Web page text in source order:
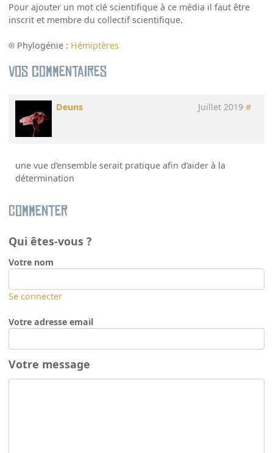
Pour ajouter un mot clé scientifique à ce média il faut être
inscrit et membre du collectif scientifique.
Phylogénie : Hémiptères
Vos commentaires
Deuns Juillet 2019 #
une vue d’ensemble serait pratique afin d’aider à la
détermination
Commenter
Qui êtes-vous ?
Votre nom
Se connecter
Votre adresse email
Votre message